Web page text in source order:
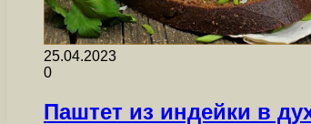
25.04.2023
0
Паштет из индейки в